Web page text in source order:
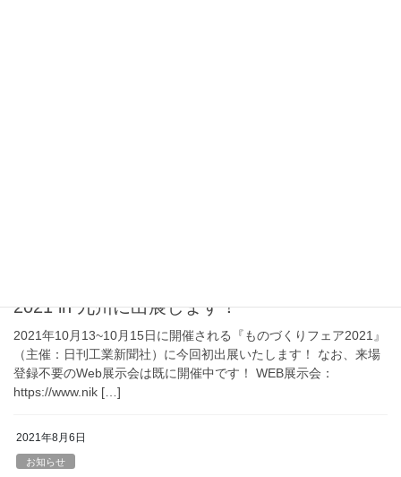
2021 in 九州に出展します！
2021年10月13~10月15日に開催される『ものづくりフェア2021』
（主催：日刊工業新聞社）に今回初出展いたします！ なお、来場
登録不要のWeb展示会は既に開催中です！ WEB展示会：
https://www.nik […]
2021年8月6日
お知らせ